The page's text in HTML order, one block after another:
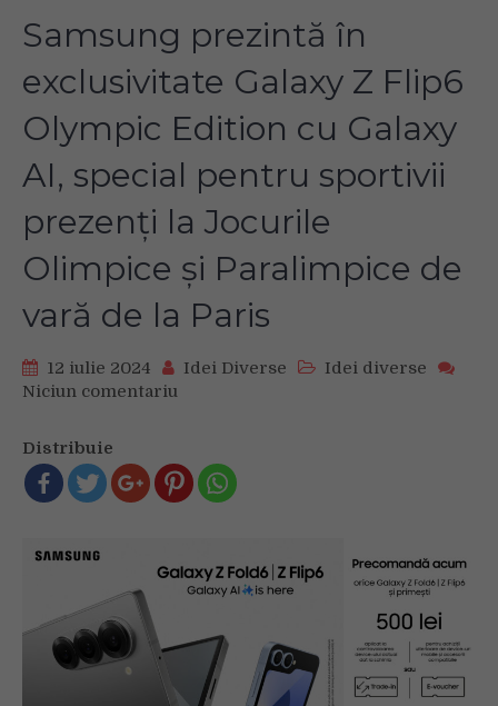
Samsung prezintă în
exclusivitate Galaxy Z Flip6
Olympic Edition cu Galaxy
AI, special pentru sportivii
prezenți la Jocurile
Olimpice și Paralimpice de
vară de la Paris
12 iulie 2024 Idei Diverse
Idei diverse
Niciun comentariu
în
exclusivitate
Galaxy
Olympic
Edition
Galaxy
special
Distribuie